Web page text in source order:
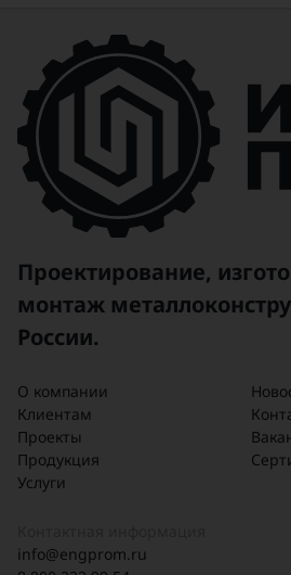
Проектирование,
монтаж
России.
О компании
Клиентам
Проекты
Продукция
Услуги
info@engprom.ru